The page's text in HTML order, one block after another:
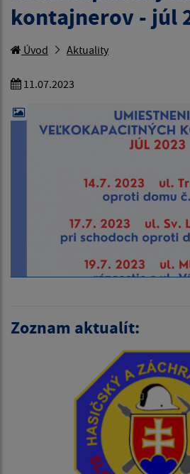
kontajnerov - júl
Úvod Aktuality
11.07.2023
Zoznam aktualít: